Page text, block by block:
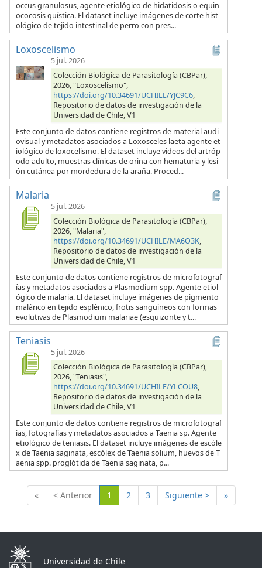
occus granulosus, agente etiológico de hidatidosis o equin
ococosis quística. El dataset incluye imágenes de corte hist
ológico de tejido intestinal de perro con pres...
Loxoscelismo
5 jul. 2026
Colección Biológica de Parasitología (CBPar),
2026, "Loxoscelismo",
https://doi.org/10.34691/UCHILE/YJC9C6,
Repositorio de datos de investigación de la
Universidad de Chile, V1
Este conjunto de datos contiene registros de material audi
ovisual y metadatos asociados a Loxosceles laeta agente et
iológico de loxocelismo. El dataset incluye videos del artróp
odo adulto, muestras clínicas de orina con hematuria y lesi
ón cutánea por mordedura de la araña. Proced...
Malaria
5 jul. 2026
Colección Biológica de Parasitología (CBPar),
2026, "Malaria",
https://doi.org/10.34691/UCHILE/MA6O3K,
Repositorio de datos de investigación de la
Universidad de Chile, V1
Este conjunto de datos contiene registros de microfotograf
ías y metadatos asociados a Plasmodium spp. Agente etiol
ógico de malaria. El dataset incluye imágenes de pigmento
malárico en tejido esplénico, frotis sanguíneos con formas
evolutivas de Plasmodium malariae (esquizonte y t...
Teniasis
5 jul. 2026
Colección Biológica de Parasitología (CBPar),
2026, "Teniasis",
https://doi.org/10.34691/UCHILE/YLCOU8,
Repositorio de datos de investigación de la
Universidad de Chile, V1
Este conjunto de datos contiene registros de microfotograf
ías, fotografías y metadatos asociados a Taenia sp. Agente
etiológico de teniasis. El dataset incluye imágenes de escóle
x de Taenia saginata, escólex de Taenia solium, huevos de T
aenia spp. proglótida de Taenia saginata, p...
« < Anterior 1 (Actual)
2 3 Siguiente > »
Universidad de Chile